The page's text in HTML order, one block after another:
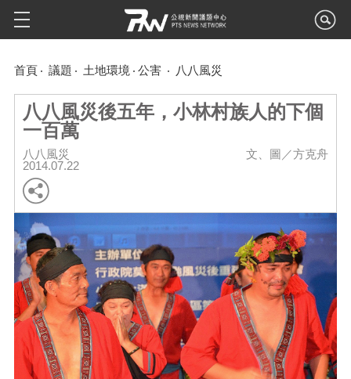
首頁 議題 土地環境 公害 八八風災
八八風災後五年，小林村族人的下個
一百萬
八八風災
2014.07.22
文、圖／方克舟